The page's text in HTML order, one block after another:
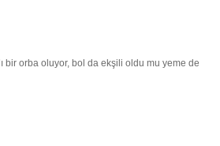
bir orba oluyor, bol da ekşili oldu mu yeme de